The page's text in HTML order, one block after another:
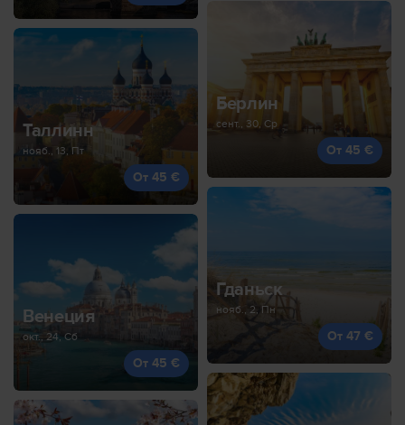
Таллинн
нояб., 13, Пт
От 45 €
Берлин
сент., 30, Ср
От 45 €
Венеция
окт., 24, Сб
От 45 €
Гданьск
нояб., 2, Пн
От 47 €